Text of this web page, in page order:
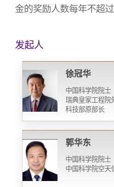
金的奖励人数每年不超
发起人
徐冠华
中国科学院院士
瑞典皇家工程院
科技部原部长
郭华东
中国科学院院士
中国科学院空天